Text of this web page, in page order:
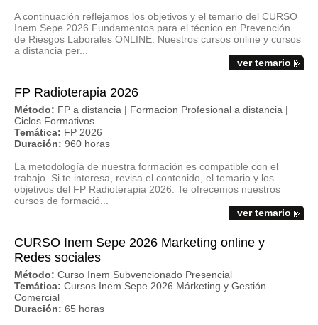
A continuación reflejamos los objetivos y el temario del CURSO
Inem Sepe 2026 Fundamentos para el técnico en Prevención
de Riesgos Laborales ONLINE. Nuestros cursos online y cursos
a distancia per...
ver temario
FP Radioterapia 2026
Método: FP a distancia | Formacion Profesional a distancia |
Ciclos Formativos
Temática: FP 2026
Duración: 960 horas
La metodología de nuestra formación es compatible con el
trabajo. Si te interesa, revisa el contenido, el temario y los
objetivos del FP Radioterapia 2026. Te ofrecemos nuestros
cursos de formació...
ver temario
CURSO Inem Sepe 2026 Marketing online y
Redes sociales
Método: Curso Inem Subvencionado Presencial
Temática: Cursos Inem Sepe 2026 Márketing y Gestión
Comercial
Duración: 65 horas